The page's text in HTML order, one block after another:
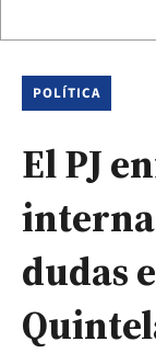
POLÍTICA
El PJ
dudas